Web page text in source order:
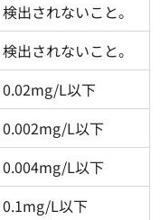
検出されないこと。
検出されないこと。
0.02mg/L以下
0.002mg/L以下
0.004mg/L以下
0.1mg/L以下